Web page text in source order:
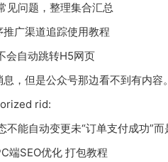
见问题，整理集合汇总
广渠道追踪使用教程
会自动跳转H5网页
，但是公众号那边看不到有内容。
rid:
端SEO优化 打包教程